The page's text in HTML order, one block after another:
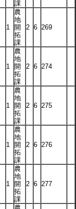
課
1
農
地
開
拓
課
2 6 269
1
農
地
開
拓
課
2 6 274
1
農
地
開
拓
課
2 6 275
1
農
地
開
拓
課
2 6 276
1
農
地
開
拓
課
2 6 277